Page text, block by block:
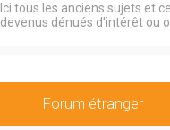
Ici tous les anciens sujets et
devenus dénués d'intérêt ou
Forum étranger